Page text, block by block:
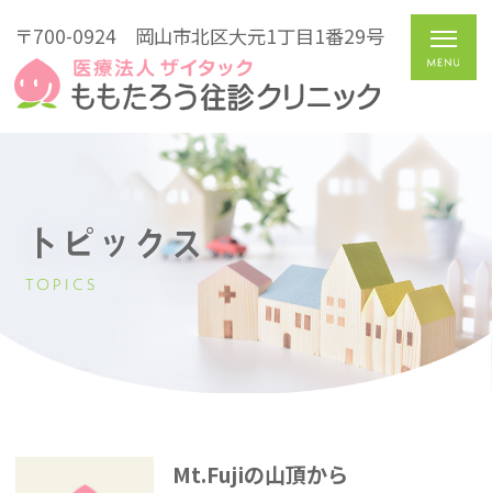
〒700-0924 岡山市北区大元1丁目1番29号
トピックス
TOPICS
Mt.Fujiの山頂から